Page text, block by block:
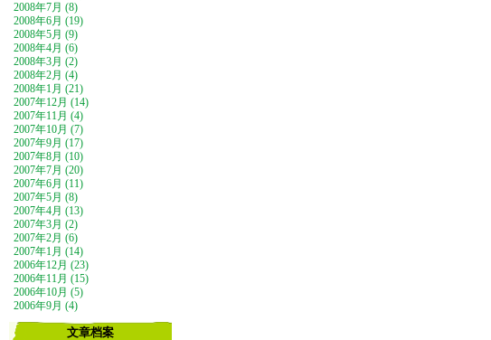
2008年7月 (8)
2008年6月 (19)
2008年5月 (9)
2008年4月 (6)
2008年3月 (2)
2008年2月 (4)
2008年1月 (21)
2007年12月 (14)
2007年11月 (4)
2007年10月 (7)
2007年9月 (17)
2007年8月 (10)
2007年7月 (20)
2007年6月 (11)
2007年5月 (8)
2007年4月 (13)
2007年3月 (2)
2007年2月 (6)
2007年1月 (14)
2006年12月 (23)
2006年11月 (15)
2006年10月 (5)
2006年9月 (4)
文章档案